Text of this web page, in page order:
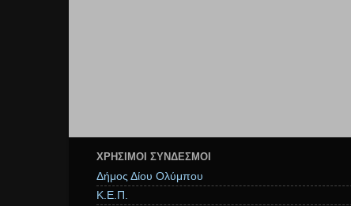
ΧΡΉΣΙΜΟΙ ΣΥΝΔΕΣΜΟΙ
Δήμος Δίου Ολύμπου
Κ.Ε.Π.